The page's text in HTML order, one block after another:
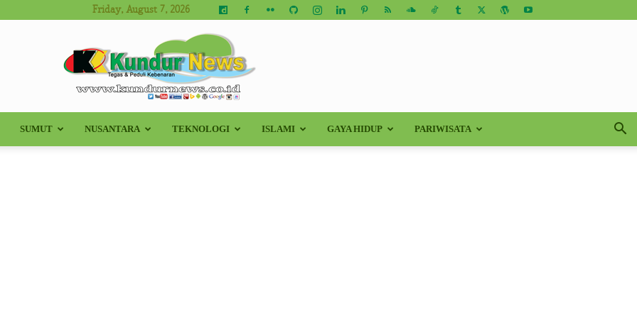
Friday, August 7, 2026
Kundur
SUMUT NUSANTARA TEKNOLOGI ISLAMI GAYA HIDUP PARIWISATA